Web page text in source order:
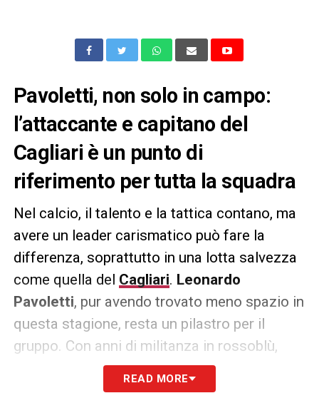
Pavoletti, non solo in campo:
l’attaccante e capitano del
Cagliari è un punto di
riferimento per tutta la squadra
Nel calcio, il talento e la tattica contano, ma
avere un leader carismatico può fare la
differenza, soprattutto in una lotta salvezza
come quella del Cagliari. Leonardo
Pavoletti, pur avendo trovato meno spazio in
questa stagione, resta un pilastro per il
gruppo. Con anni di militanza in rossoblù,
è un simbolo per la squadra e i
tifosi. Anche quando non gioca, il suo ruolo è
READ MORE